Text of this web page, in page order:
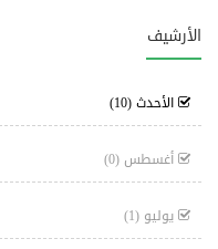
الأرشيف
الأحدث(10)
أغسطس (0)
يوليو (1)